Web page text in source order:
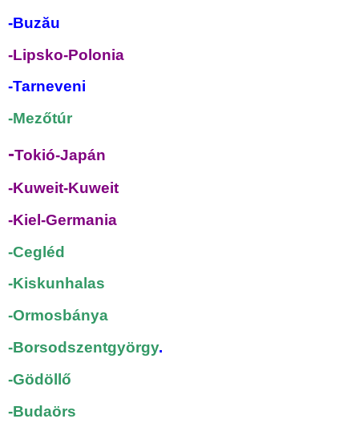
-Buzău
-Lipsko-Polonia
-Tarneveni
-Mezőtúr
-Tokió-Japán
-Kuweit-Kuweit
-Kiel-Germania
-Cegléd
-Kiskunhalas
-Ormosbánya
-Borsodszentgyörgy.
-Gödöllő
-Budaörs